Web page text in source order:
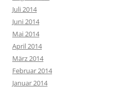
Juli 2014
Juni 2014
Mai 2014
April 2014
März 2014
Februar 2014
Januar 2014